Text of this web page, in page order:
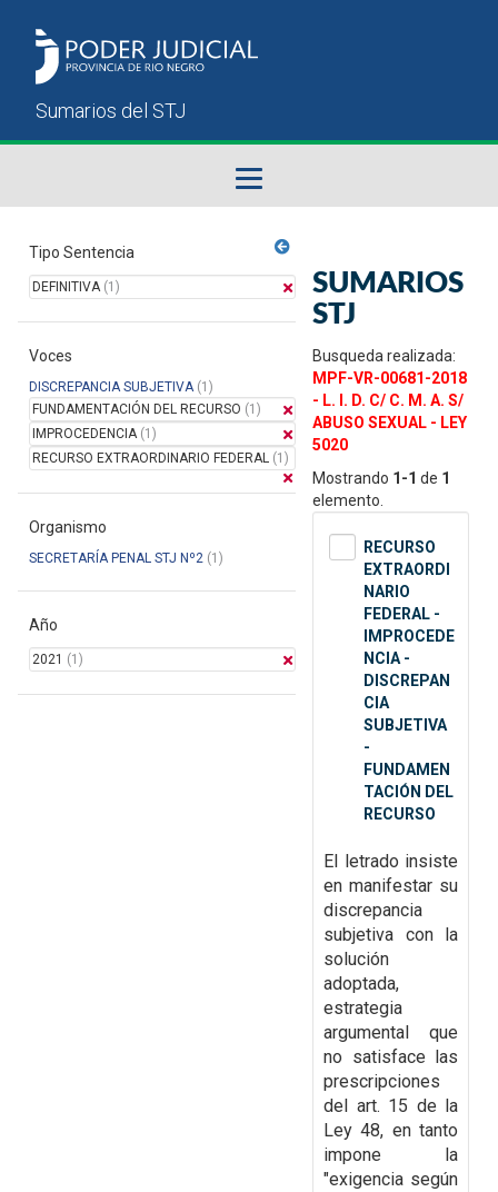
Sumarios del STJ
Manual del Usuario
Tipo Sentencia
DEFINITIVA(1)
Voces
DISCREPANCIA SUBJETIVA(1)
FUNDAMENTACIÓN DEL RECURSO (1)
IMPROCEDENCIA(1)
RECURSO EXTRAORDINARIO FEDERAL (1)
Organismo
SECRETARÍA PENAL STJ Nº2 (1)
Año
2021 (1)
SUMARIOS
STJ
Busqueda realizada:
MPF-VR-00681-2018
- L. I. D. C/ C. M. A. S/
ABUSO SEXUAL - LEY
5020
Mostrando 1-1 de 1
elemento.
RECURSO
EXTRAORDI
NARIO
FEDERAL -
IMPROCEDE
NCIA -
DISCREPAN
CIA
SUBJETIVA
-
FUNDAMEN
TACIÓN DEL
RECURSO
El letrado insiste
en manifestar su
discrepancia
subjetiva con la
solución
adoptada,
estrategia
argumental que
no satisface las
prescripciones
del art. 15 de la
Ley 48, en tanto
impone la
"exigencia según